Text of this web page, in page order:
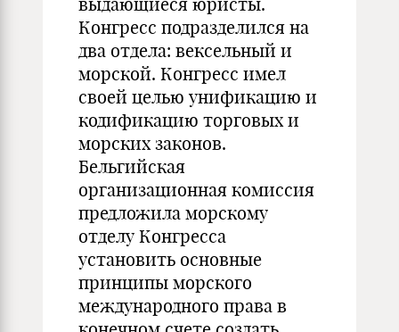
Конгресс подразделился на
два отдела: вексельный и
морской. Конгресс имел
своей целью унификацию и
кодификацию торговых и
морских законов.
Бельгийская
организационная комиссия
предложила морскому
отделу Конгресса
установить основные
принципы морского
международного права в